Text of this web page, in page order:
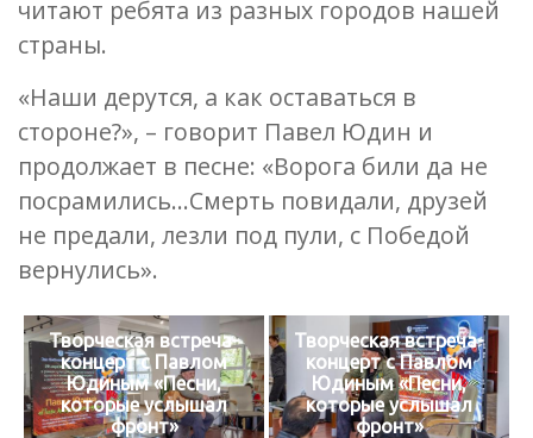
читают ребята из разных городов нашей
страны.
«Наши дерутся, а как оставаться в
стороне?», – говорит Павел Юдин и
продолжает в песне: «Ворога били да не
посрамились…Смерть повидали, друзей
не предали, лезли под пули, с Победой
вернулись».
Творческая встреча-
концерт с Павлом
Юдиным «Песни,
которые услышал
фронт»
Творческая встреча-
концерт с Павлом
Юдиным «Песни,
которые услышал
фронт»